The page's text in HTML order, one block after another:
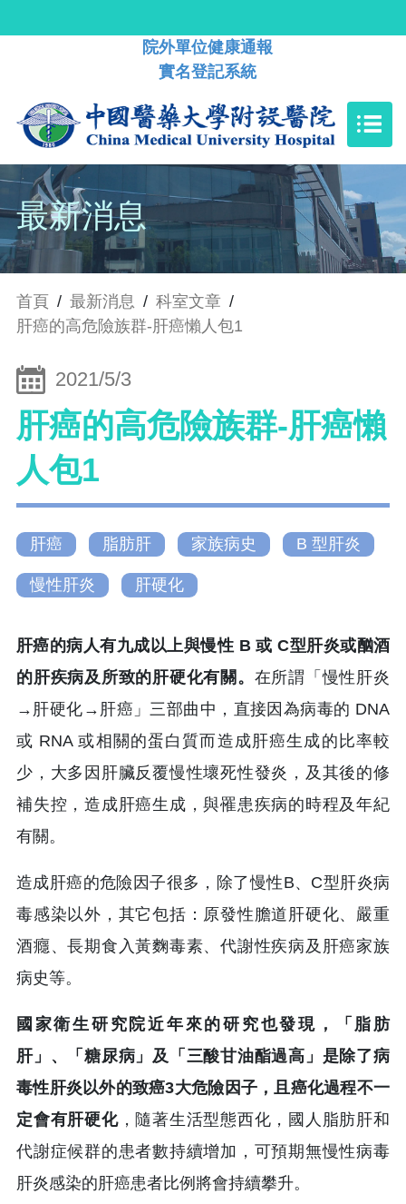
院外單位健康通報
實名登記系統
最新消息
首頁 / 最新消息 / 科室文章 /
肝癌的高危險族群-肝癌懶人包1
2021/5/3
肝癌的高危險族群-肝癌懶
人包1
肝癌 脂肪肝 家族病史 B 型肝炎
慢性肝炎 肝硬化
肝癌的病人有九成以上與慢性 B 或 C型肝炎或酗酒
的肝疾病及所致的肝硬化有關。 在所謂「慢性肝炎
→肝硬化→肝癌」三部曲中，直接因為病毒的 DNA
或 RNA 或相關的蛋白質而造成肝癌生成的比率較
少，大多因肝臟反覆慢性壞死性發炎，及其後的修
補失控，造成肝癌生成，與罹患疾病的時程及年紀
有關。
造成肝癌的危險因子很多，除了慢性B、C型肝炎病
毒感染以外，其它包括：原發性膽道肝硬化、嚴重
酒癮、長期食入黃麴毒素、代謝性疾病及肝癌家族
病史等。
國家衛生研究院近年來的研究也發現，「脂肪
肝」、「糖尿病」及「三酸甘油酯過高」是除了病
毒性肝炎以外的致癌3大危險因子，且癌化過程不一
定會有肝硬化，隨著生活型態西化，國人脂肪肝和
代謝症候群的患者數持續增加，可預期無慢性病毒
肝炎感染的肝癌患者比例將會持續攀升。